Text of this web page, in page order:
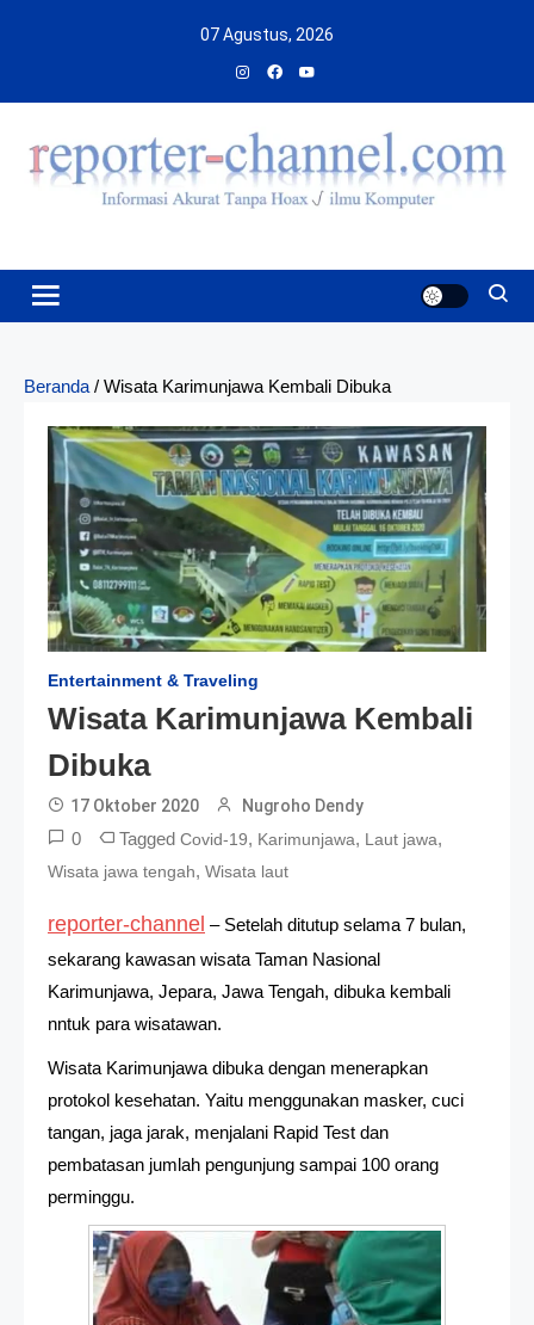
07 Agustus, 2026
Beranda / Wisata Karimunjawa Kembali Dibuka
Entertainment & Traveling
Wisata Karimunjawa Kembali
Dibuka
17 Oktober 2020 Nugroho Dendy
0 Tagged Covid-19, Karimunjawa, Laut jawa,
Wisata jawa tengah, Wisata laut
reporter-channel – Setelah ditutup selama 7 bulan,
sekarang kawasan wisata Taman Nasional
Karimunjawa, Jepara, Jawa Tengah, dibuka kembali
nntuk para wisatawan.
Wisata Karimunjawa dibuka dengan menerapkan
protokol kesehatan. Yaitu menggunakan masker, cuci
tangan, jaga jarak, menjalani Rapid Test dan
pembatasan jumlah pengunjung sampai 100 orang
perminggu.